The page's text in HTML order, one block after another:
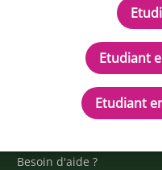
Etudiant
Etudiant
Besoin d'aide ?